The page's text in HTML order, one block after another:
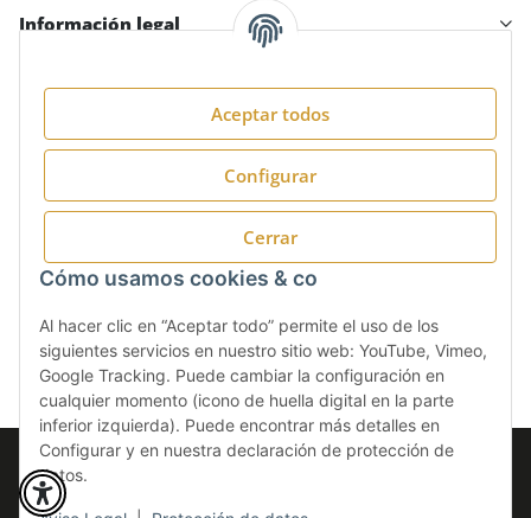
Aceptar todos
Configurar
Cerrar
Cómo usamos cookies & co
Al hacer clic en “Aceptar todo” permite el uso de los
siguientes servicios en nuestro sitio web: YouTube, Vimeo,
Google Tracking. Puede cambiar la configuración en
cualquier momento (icono de huella digital en la parte
inferior izquierda). Puede encontrar más detalles en
Configurar y en nuestra declaración de protección de
datos.
Información legal
* Todos los precios incluyen IVA.
© CASA CLIMÁTICA S.A.